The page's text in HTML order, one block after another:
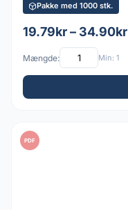
Pakke med 1000 stk.
19.79kr – 34.90kr
Mængde: Min: 1
PDF